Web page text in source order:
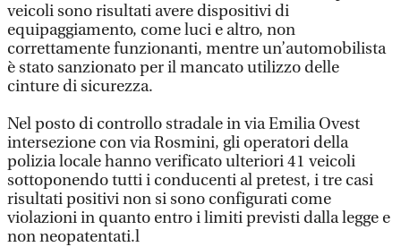
veicoli sono risultati avere dispositivi di
equipaggiamento, come luci e altro, non
correttamente funzionanti, mentre un’automobilista
è stato sanzionato per il mancato utilizzo delle
cinture di sicurezza.
Nel posto di controllo stradale in via Emilia Ovest
intersezione con via Rosmini, gli operatori della
polizia locale hanno verificato ulteriori 41 veicoli
sottoponendo tutti i conducenti al pretest, i tre casi
risultati positivi non si sono configurati come
violazioni in quanto entro i limiti previsti dalla legge e
non neopatentati.l